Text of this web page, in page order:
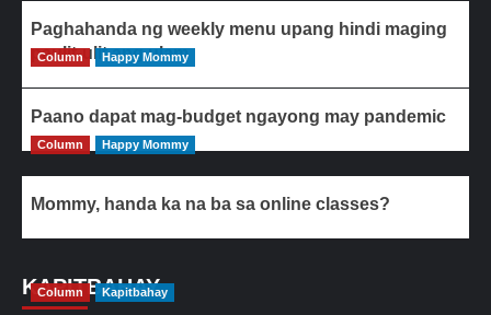
Paghahanda ng weekly menu upang hindi maging
paulit-ulit ang ulam
Column Happy Mommy
Paano dapat mag-budget ngayong may pandemic
Column Happy Mommy
Mommy, handa ka na ba sa online classes?
KAPITBAHAY
Column Kapitbahay